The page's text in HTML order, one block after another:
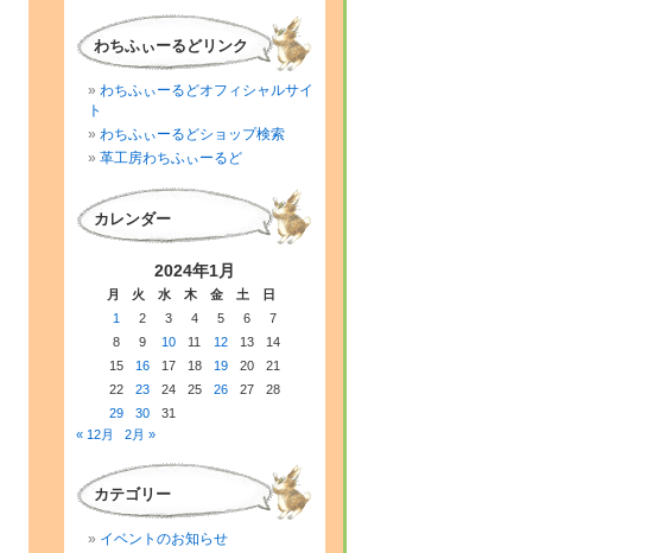
わちふぃーるどリンク
わちふぃーるどオフィシャルサイ
ト
わちふぃーるどショップ検索
革工房わちふぃーるど
カレンダー
2024年1月
月 火 水 木 金 土
日
1
2 3 4 5 6
7
8
9 10 11 12 13
14
15
16 17 18 19 20
21
22
23 24 25 26 27
28
29
30
31
« 12月
2月 »
カテゴリー
イベントのお知らせ